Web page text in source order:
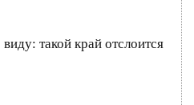
такой край отслоится